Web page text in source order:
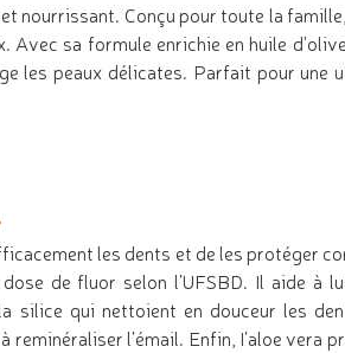
nourrissant. Conçu pour toute la
Avec sa formule enrichie en huile
les peaux délicates. Parfait pour une
les dents et de les protéger
de fluor selon l’UFSBD. Il aide à
silice qui nettoient en douceur les
l’émail. Enfin, I’aloe vera